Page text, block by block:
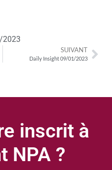
SUIVANT
Daily Insight 09/01/2023
inscrit à
NPA ?